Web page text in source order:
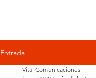
Entrada
Vital Comunicaciones